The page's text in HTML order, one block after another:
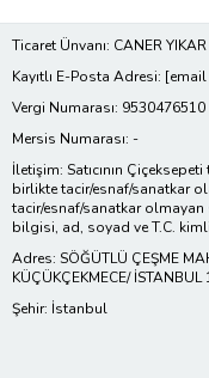
Ticaret Ünvanı: CANER
Kayıtlı E-Posta Adresi:
Vergi Numarası: 9530476510
Mersis Numarası: -
İletişim: Satıcının
birlikte tacir/esnaf/sanatkar
tacir/esnaf/sanatkar olmayan
bilgisi, ad, soyad ve T.C.
Adres: SÖĞÜTLÜ ÇEŞME
KÜÇÜKÇEKMECE/
Şehir: İstanbul